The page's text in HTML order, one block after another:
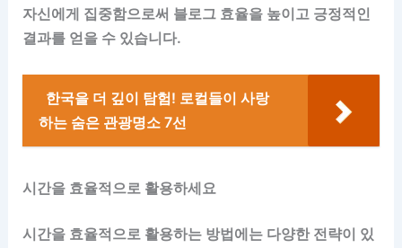
자신에게 집중함으로써 블로그 효율을 높이고 긍정적인
결과를 얻을 수 있습니다.
한국을 더 깊이 탐험! 로컬들이 사랑
하는 숨은 관광명소 7선
시간을 효율적으로 활용하세요
시간을 효율적으로 활용하는 방법에는 다양한 전략이 있